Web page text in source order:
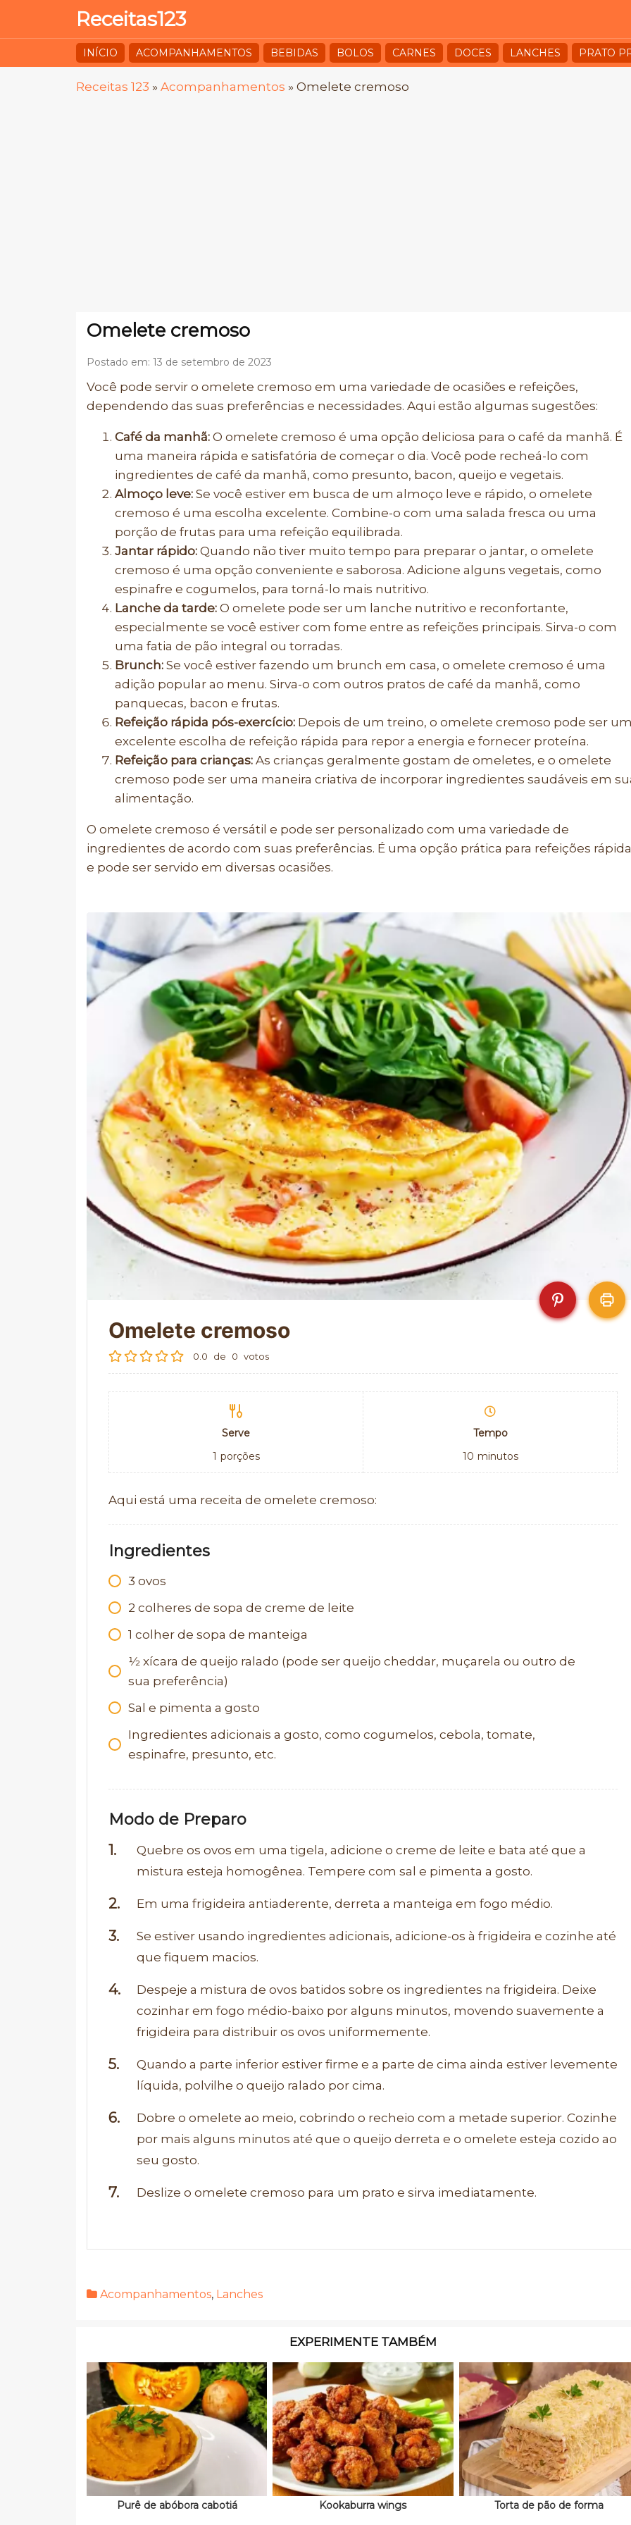
Receitas123
INÍCIO ACOMPANHAMENTOS BEBIDAS BOLOS CARNES DOCES LANCHES PRATO
Receitas 123 » Acompanhamentos » Omelete cremoso
Omelete cremoso
Postado em: 13 de setembro de 2023
Você pode servir o omelete cremoso em uma variedade de ocasiões e refeições,
dependendo das suas preferências e necessidades. Aqui estão algumas sugestões:
Café da manhã: O omelete cremoso é uma opção deliciosa para o café da manhã. É
uma maneira rápida e satisfatória de começar o dia. Você pode recheá-lo com
ingredientes de café da manhã, como presunto, bacon, queijo e vegetais.
Almoço leve: Se você estiver em busca de um almoço leve e rápido, o omelete
cremoso é uma escolha excelente. Combine-o com uma salada fresca ou uma
porção de frutas para uma refeição equilibrada.
Jantar rápido: Quando não tiver muito tempo para preparar o jantar, o omelete
cremoso é uma opção conveniente e saborosa. Adicione alguns vegetais, como
espinafre e cogumelos, para torná-lo mais nutritivo.
Lanche da tarde: O omelete pode ser um lanche nutritivo e reconfortante,
especialmente se você estiver com fome entre as refeições principais. Sirva-o com
uma fatia de pão integral ou torradas.
Brunch: Se você estiver fazendo um brunch em casa, o omelete cremoso é uma
adição popular ao menu. Sirva-o com outros pratos de café da manhã, como
panquecas, bacon e frutas.
Refeição rápida pós-exercício: Depois de um treino, o omelete cremoso pode ser
excelente escolha de refeição rápida para repor a energia e fornecer proteína.
Refeição para crianças: As crianças geralmente gostam de omeletes, e o omelete
cremoso pode ser uma maneira criativa de incorporar ingredientes saudáveis em
alimentação.
O omelete cremoso é versátil e pode ser personalizado com uma variedade de
ingredientes de acordo com suas preferências. É uma opção prática para refeições
e pode ser servido em diversas ocasiões.
Omelete cremoso
0.0 de 0 votos
Serve
1 porções
Tempo
10 minutos
Aqui está uma receita de omelete cremoso:
Ingredientes
3 ovos
2 colheres de sopa de creme de leite
1 colher de sopa de manteiga
1⁄2 xícara de queijo ralado (pode ser queijo cheddar, muçarela ou outro de
sua preferência)
Sal e pimenta a gosto
Ingredientes adicionais a gosto, como cogumelos, cebola, tomate,
espinafre, presunto, etc.
Modo de Preparo
Quebre os ovos em uma tigela, adicione o creme de leite e bata até que a
mistura esteja homogênea. Tempere com sal e pimenta a gosto.
Em uma frigideira antiaderente, derreta a manteiga em fogo médio.
Se estiver usando ingredientes adicionais, adicione-os à frigideira e cozinhe até
que fiquem macios.
Despeje a mistura de ovos batidos sobre os ingredientes na frigideira. Deixe
cozinhar em fogo médio-baixo por alguns minutos, movendo suavemente a
frigideira para distribuir os ovos uniformemente.
Quando a parte inferior estiver firme e a parte de cima ainda estiver levemente
líquida, polvilhe o queijo ralado por cima.
Dobre o omelete ao meio, cobrindo o recheio com a metade superior. Cozinhe
por mais alguns minutos até que o queijo derreta e o omelete esteja cozido ao
seu gosto.
Deslize o omelete cremoso para um prato e sirva imediatamente.
Acompanhamentos, Lanches
EXPERIMENTE TAMBÉM
Purê de abóbora cabotiá Kookaburra wings Torta de pão de forma